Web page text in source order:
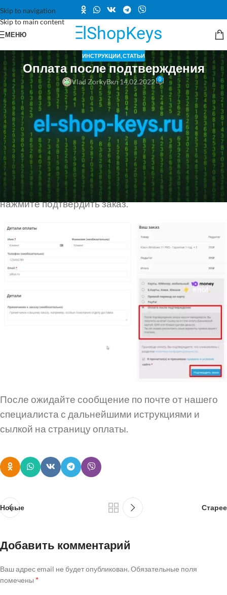
Skip to navigation
Skip to main content
МЕНЮ
ИНСТРУКЦИИ,СТАТЬИ
Оплата после подтверждения
Vlad ZorkyВкл 14.02.2022 0
Часть товаров поставляется под заказ, поэтому
доступна только Оплата после подтверждения
Так же Вы можете использовать данный метод,
если вам нужна помошь наших специалистов для
офомления покупки.
Выберите способ Оплата после подтверждения и
нажмите подтвердить заказ.
После ожидайте сообщение по почте от нашего
специалиста с дальнейшими иструкциями и
сылкой на страницу оплаты.
Новые Старее
Добавить комментарий
Ваш адрес email не будет опубликован. Обязательные поля
помечены *